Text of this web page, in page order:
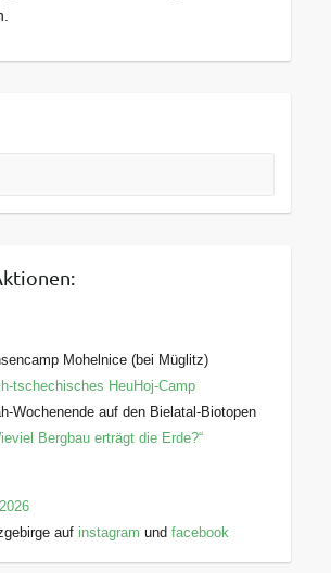
Mohelnice (bei Müglitz)
tschechisches HeuHoj-Camp
Wochenende auf den Bielatal-Biotopen
Bergbau erträgt die Erde?“
auf instagram undfacebook